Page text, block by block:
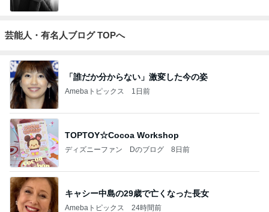
芸能人・有名人ブログ TOPへ
「誰だか分からない」激変した今の姿
Amebaトピックス 1日前
TOPTOY☆Cocoa Workshop
ディズニーファン Dのブログ 8日前
キャシー中島の29歳で亡くなった長女
Amebaトピックス 24時間前